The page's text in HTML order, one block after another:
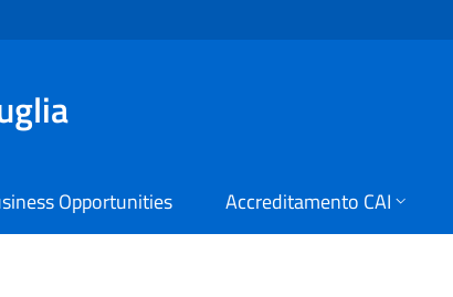
Opportunities
Accreditamento CAI